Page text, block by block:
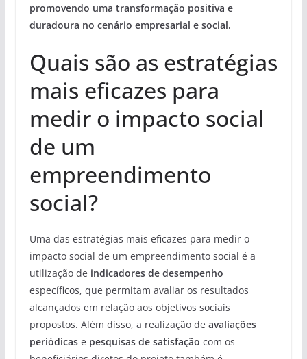
promovendo uma transformação positiva e
duradoura no cenário empresarial e social.
Quais são as estratégias
mais eficazes para
medir o impacto social
de um
empreendimento
social?
Uma das estratégias mais eficazes para medir o
impacto social de um empreendimento social é a
utilização de indicadores de desempenho
específicos, que permitam avaliar os resultados
alcançados em relação aos objetivos sociais
propostos. Além disso, a realização de avaliações
periódicase pesquisas de satisfação com os